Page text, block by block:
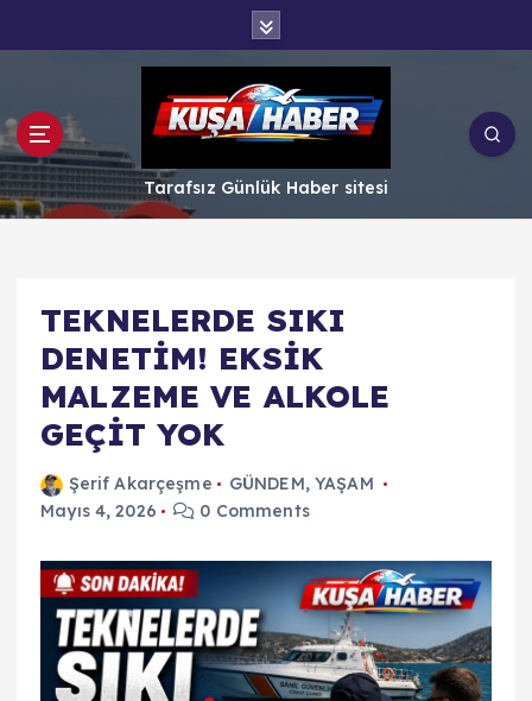
ğ
e
a
Tarafsız Günlük Haber sitesi
TEKNELERDE SIKI
DENETİM! EKSİK
MALZEME VE ALKOLE
GEÇİT YOK
Şerif Akarçeşme GÜNDEM, YAŞAM
Mayıs 4, 2026
0 Comments